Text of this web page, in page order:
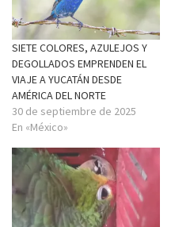
SIETE COLORES, AZULEJOS Y
DEGOLLADOS EMPRENDEN EL
VIAJE A YUCATÁN DESDE
AMÉRICA DEL NORTE
30 de septiembre de 2025
En «México»